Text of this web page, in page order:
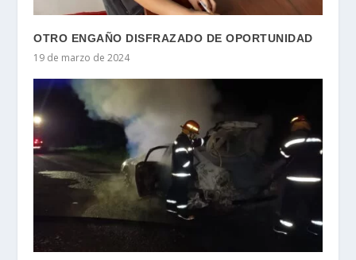
OTRO ENGAÑO DISFRAZADO DE OPORTUNIDAD
19 de marzo de 2024